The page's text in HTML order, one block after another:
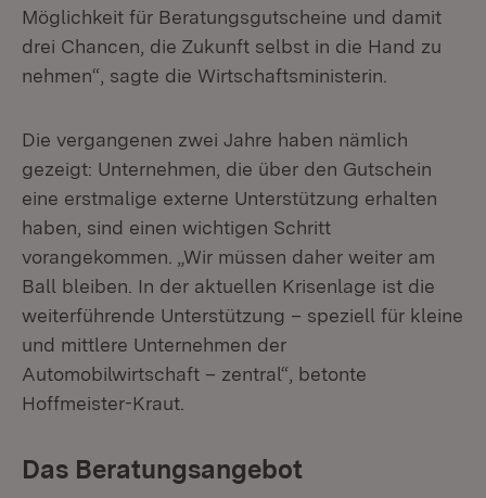
Möglichkeit für Beratungsgutscheine und damit
drei Chancen, die Zukunft selbst in die Hand zu
nehmen“, sagte die Wirtschaftsministerin.
Die vergangenen zwei Jahre haben nämlich
gezeigt: Unternehmen, die über den Gutschein
eine erstmalige externe Unterstützung erhalten
haben, sind einen wichtigen Schritt
vorangekommen. „Wir müssen daher weiter am
Ball bleiben. In der aktuellen Krisenlage ist die
weiterführende Unterstützung – speziell für kleine
und mittlere Unternehmen der
Automobilwirtschaft – zentral“, betonte
Hoffmeister-Kraut.
Das Beratungsangebot